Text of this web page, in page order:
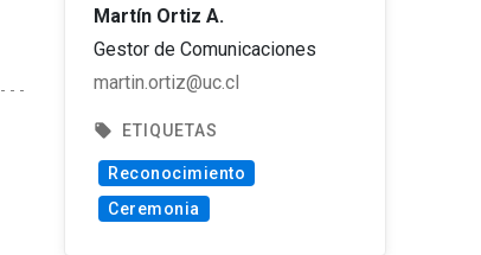
Martín Ortiz A.
Gestor de Comunicaciones
martin.ortiz@uc.cl
local_offer ETIQUETAS
Reconocimiento
Ceremonia